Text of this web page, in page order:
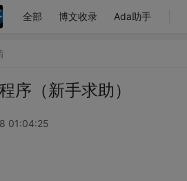
全部 博文收录 Ada助手
序（新手求助）
01:04:25